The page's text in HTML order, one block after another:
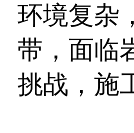
环境复杂
带，面临
挑战，施